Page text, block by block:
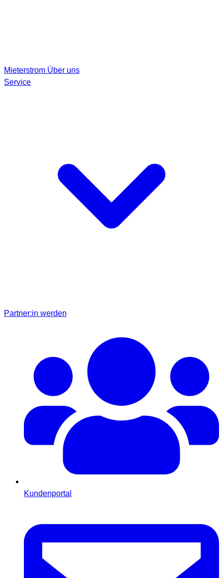
Mieterstrom Über uns
Service
Partner:in werden
Kundenportal